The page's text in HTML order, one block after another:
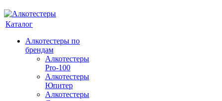
Каталог
Алкотестеры по
брендам
Алкотестеры
Pro-100
Алкотестеры
Юпитер
Алкотестеры